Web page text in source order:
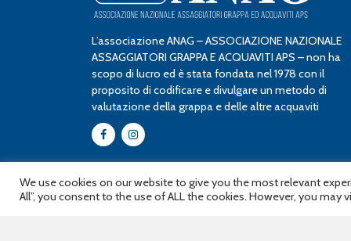
L’associazione ANAG – ASSOCIAZIONE NAZIONALE
ASSAGGIATORI GRAPPA E ACQUAVITI APS – non ha
scopo di lucro ed è stata fondata nel 1978 con il
proposito di codificare e divulgare un metodo di
valutazione della grappa e delle altre acquaviti
Medici 8 - 14100 Asti (AT) Italy Partita IVA: 01156620054
& Cookie policy
We use cookies on our website to give you the most relevant
All”, you consent to the use of ALL the cookies. However, you